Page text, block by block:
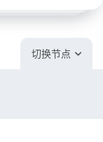
切换节点